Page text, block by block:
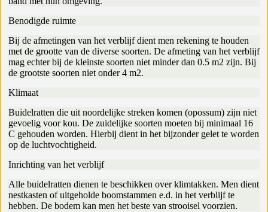
Benodigde ruimte
Bij de afmetingen van het verblijf dient men rekening te houden
met de grootte van de diverse soorten. De afmeting van het verblijf
mag echter bij de kleinste soorten niet minder dan 0.5 m2 zijn. Bij
de grootste soorten niet onder 4 m2.
Klimaat
Buidelratten die uit noordelijke streken komen (opossum) zijn niet
gevoelig voor kou. De zuidelijke soorten moeten bij minimaal 16
C gehouden worden. Hierbij dient in het bijzonder gelet te worden
op de luchtvochtigheid.
Inrichting van het verblijf
Alle buidelratten dienen te beschikken over klimtakken. Men dient
nestkasten of uitgeholde boomstammen e.d. in het verblijf te
hebben. De bodem kan men het beste van strooisel voorzien.